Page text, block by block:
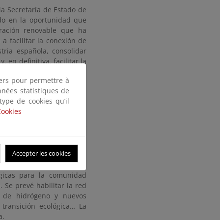
Secretaría de Estado de
en la oportunidad que
renovable que ha
a facilitar la conexión de
española, consolidar
en definitiva, facilitar la
de 1.000 kilómetros de
para la comunidad
Se prevé habilitar la red
hidrógeno y nuevos
ecológica… La
pour permettre à
statistiques de
de cookies qu’il
Accepter les cookies